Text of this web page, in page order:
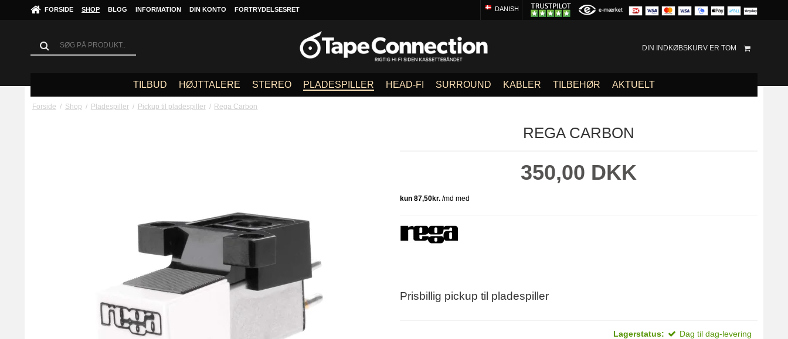
FORSIDE SHOP BLOG INFORMATION DIN KONTO FORTRYDELSESRET DANISH
DIN INDKØBSKURV ER TOM
TILBUD HØJTTALERE STEREO PLADESPILLER HEAD-FI SURROUND KABLER TILBEHØR AKTUELT
Forside / Shop / Pladespiller / Pickup til pladespiller / Rega Carbon
REGA CARBON
350,00 DKK
Prisbillig pickup til pladespiller
Lagerstatus: Dag til dag-levering